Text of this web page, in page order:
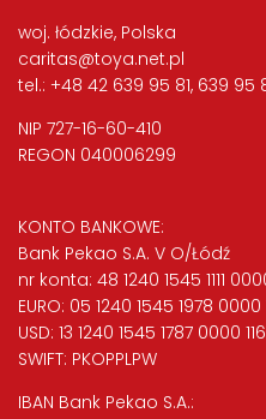
woj. łódzkie, Polska
caritas@toya.net.pl
tel.: +48 42 639 95 81, 639 95
NIP 727-16-60-410
REGON 040006299
KONTO BANKOWE:
Bank Pekao S.A. V O/Łódź
nr konta: 48 1240 1545 1111
EURO: 05 1240 1545 1978 0000
USD: 13 1240 1545 1787 0000
SWIFT: PKOPPLPW
IBAN Bank Pekao S.A.: